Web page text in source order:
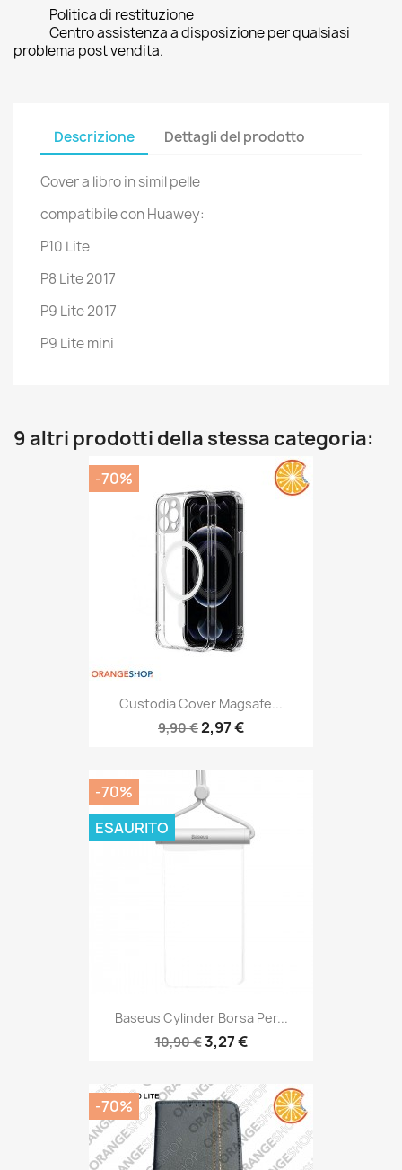
Politica di restituzione
Centro assistenza a disposizione per qualsiasi
problema post vendita.
Descrizione Dettagli del prodotto
Cover a libro in simil pelle
compatibile con Huawey:
P10 Lite
P8 Lite 2017
P9 Lite 2017
P9 Lite mini
9 altri prodotti della stessa categoria:
Custodia Cover Magsafe...
9,90 €2,97 €
-70%
Baseus Cylinder Borsa Per...
10,90 €3,27 €
-70%
ESAURITO
-70%